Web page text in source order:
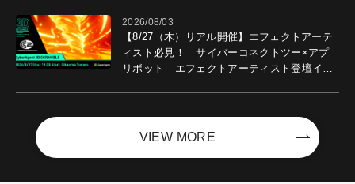
2026/08/03
【8/27（木）リアル開催】エフェクトアーテ
ィスト必見！ サイバーコネクトツー×アプ
リボット エフェクトアーティスト登壇イベ
VIEW MORE